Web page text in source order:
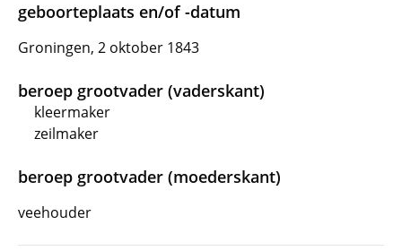
geboorteplaats en/of -datum
Groningen, 2 oktober 1843
beroep grootvader (vaderskant)
kleermaker
zeilmaker
beroep grootvader (moederskant)
veehouder